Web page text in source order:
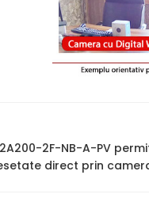
2F-NB-A-PV
direct prin